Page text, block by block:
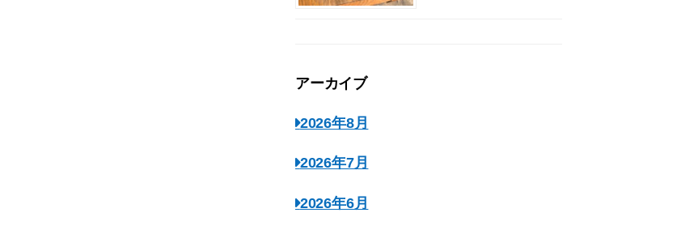
アーカイブ
2026年8月
2026年7月
2026年6月